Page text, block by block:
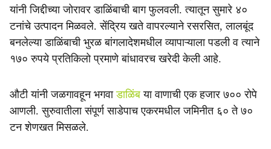
r
e
यांनी जिद्दीच्या जोरावर डाळिंबाची बाग फुलवली. त्यातून सुमारे ४०
टनांचे उत्पादन मिळवले. सेंद्रिय खते वापरल्याने रसरसित, लालबूंद
बनलेल्या डाळिंबाची भुरळ बांगलादेशमधील व्यापाऱ्याला पडली व त्याने
१७० रुपये प्रतिकिलो प्रमाणे बांधावरच खरेदी केली आहे.
औटी यांनी जळगावहून भगवाडाळिंब या वाणाची एक हजार ७०० रोपे
आणली. सुरुवातीला संपूर्ण साडेपाच एकरमधील जमिनीत ६० ते ७०
टन शेणखत मिसळले.